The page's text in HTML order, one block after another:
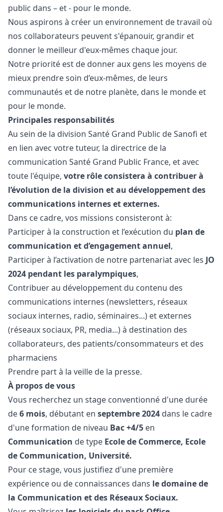
public dans – et - pour le monde.
Nous aspirons à créer un environnement de travail où
nos collaborateurs peuvent s'épanouir, grandir et
donner le meilleur d'eux-mêmes chaque jour.
Notre priorité est de donner aux gens les moyens de
mieux prendre soin d’eux-mêmes, de leurs
communautés et de notre planète, dans le monde et
pour le monde.
Principales responsabilités
Au sein de la division Santé Grand Public de Sanofi et
en lien avec votre tuteur, la directrice de la
communication Santé Grand Public France, et avec
toute l'équipe, votre rôle consistera à contribuer à
l’évolution de la division et au développement des
communications internes et externes.
Dans ce cadre, vos missions consisteront à:
Participer à la construction et l’exécution du plan de
communication et d’engagement annuel,
Participer à l’activation de notre partenariat avec les JO
2024 pendant les paralympiques,
Contribuer au développement du contenu des
communications internes (newsletters, réseaux
sociaux internes, radio, séminaires...) et externes
(réseaux sociaux, PR, media...) à destination des
collaborateurs, des patients/consommateurs et des
pharmaciens
Prendre part à la veille de la presse.
À propos de vous
Vous recherchez un stage conventionné d'une durée
de6 mois, débutant en septembre 2024 dans le cadre
d'une formation de niveau Bac +4/5 en
Communication de type Ecole de Commerce, Ecole
de Communication, Université.
Pour ce stage, vous justifiez d'une première
expérience ou de connaissances dans le domaine de
la Communication et des Réseaux Sociaux.